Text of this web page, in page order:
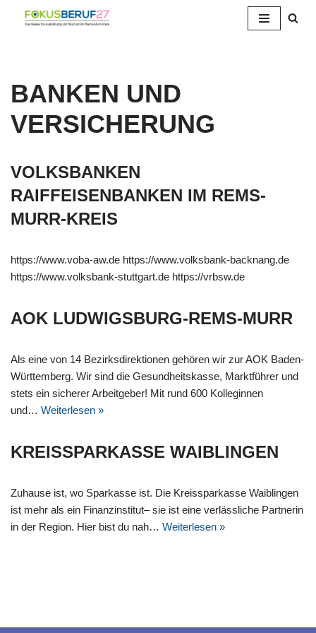
BANKEN UND
VERSICHERUNG
VOLKSBANKEN
RAIFFEISENBANKEN IM REMS-
MURR-KREIS
https://www.voba-aw.de https://www.volksbank-backnang.de
https://www.volksbank-stuttgart.de https://vrbsw.de
AOK LUDWIGSBURG-REMS-MURR
Als eine von 14 Bezirksdirektionen gehören wir zur AOK Baden-
Württemberg. Wir sind die Gesundheitskasse, Marktführer und
stets ein sicherer Arbeitgeber! Mit rund 600 Kolleginnen
und… Weiterlesen »
KREISSPARKASSE WAIBLINGEN
Zuhause ist, wo Sparkasse ist. Die Kreissparkasse Waiblingen
ist mehr als ein Finanzinstitut– sie ist eine verlässliche Partnerin
in der Region. Hier bist du nah… Weiterlesen »